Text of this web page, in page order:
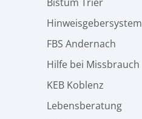
Hinweisgebersystem
FBS Andernach
Hilfe bei Missbrauch
KEB Koblenz
Lebensberatung